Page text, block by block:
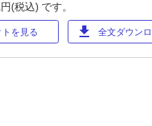
(税込) です。
を見る download 全文ダウン